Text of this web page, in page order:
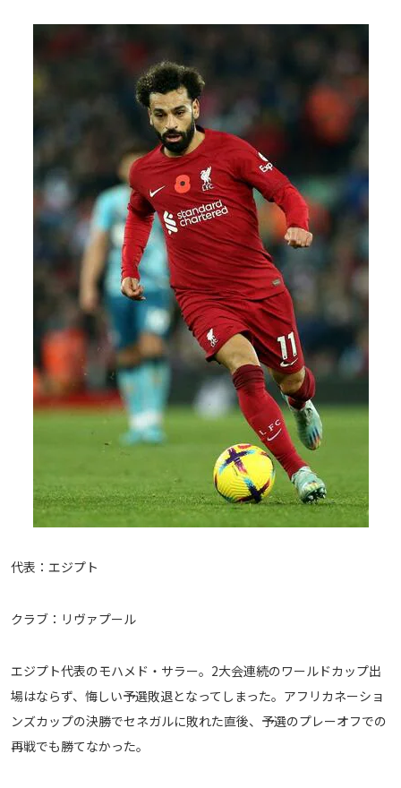
運営会社
ご利用にあたって
プライバシーポリシー
お問い合わせ
Share
代表：エジプト
クラブ：リヴァプール
エジプト代表のモハメド・サラー。2大会連続のワールドカップ出
場はならず、悔しい予選敗退となってしまった。アフリカネーショ
ンズカップの決勝でセネガルに敗れた直後、予選のプレーオフでの
再戦でも勝てなかった。